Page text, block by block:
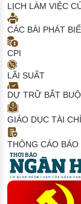
LỊCH LÀM VIỆC
CÁC BÀI PHÁT
CPI
LÃI SUẤT
DỰ TRỮ BẮT
GIÁO DỤC TÀI
THÔNG CÁO BÁO